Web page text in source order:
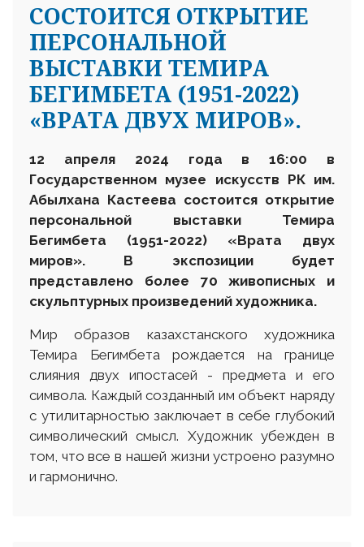
СОСТОИТСЯ ОТКРЫТИЕ
ПЕРСОНАЛЬНОЙ
ВЫСТАВКИ ТЕМИРА
БЕГИМБЕТА (1951-2022)
«ВРАТА ДВУХ МИРОВ».
12 апреля 2024 года в 16:00 в
Государственном музее искусств РК им.
Абылхана Кастеева состоится открытие
персональной выставки
Темира
Бегимбета (1951-2022) «Врата двух
миров». В экспозиции будет
представлено более
70 живописных и
скульптурных произведений художника.
Мир образов казахстанского художника
Темира Бегимбета рождается на границе
слияния двух ипостасей - предмета и его
символа. Каждый созданный им объект наряду
с утилитарностью заключает в себе глубокий
символический смысл. Художник убежден в
том, что все в нашей жизни устроено разумно
и гармонично.